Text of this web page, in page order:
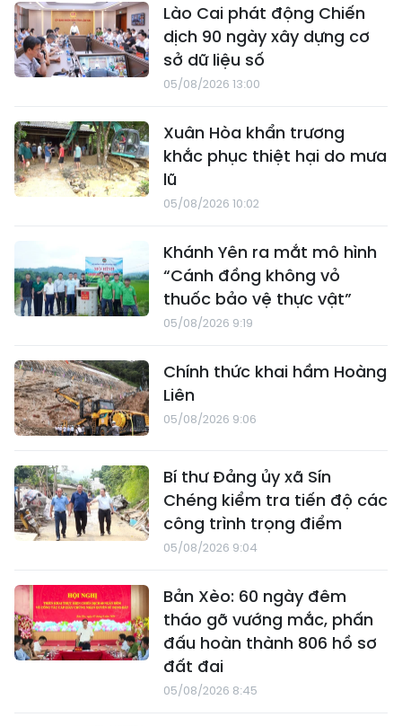
Lào Cai phát động Chiến
dịch 90 ngày xây dựng cơ
sở dữ liệu số
05/08/2026 13:00
Xuân Hòa khẩn trương
khắc phục thiệt hại do mưa
lũ
05/08/2026 10:02
Khánh Yên ra mắt mô hình
“Cánh đồng không vỏ
thuốc bảo vệ thực vật”
05/08/2026 9:19
Chính thức khai hầm Hoàng
Liên
05/08/2026 9:06
Bí thư Đảng ủy xã Sín
Chéng kiểm tra tiến độ các
công trình trọng điểm
05/08/2026 9:04
Bản Xèo: 60 ngày đêm
tháo gỡ vướng mắc, phấn
đấu hoàn thành 806 hồ sơ
đất đai
05/08/2026 8:45